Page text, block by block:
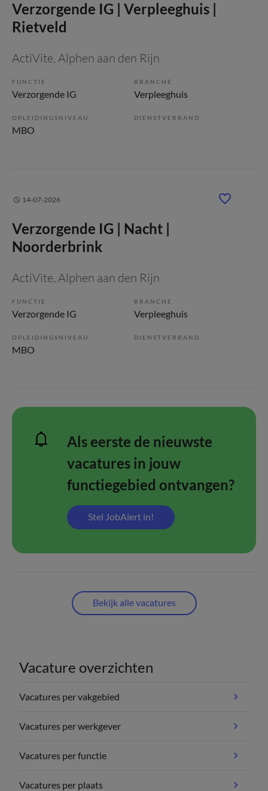
Verzorgende IG | Verpleeghuis |
Rietveld
ActiVite, Alphen aan den Rijn
FUNCTIE
Verzorgende IG
BRANCHE
Verpleeghuis
OPLEIDINGSNIVEAU
MBO
DIENSTVERBAND
14-07-2026
Verzorgende IG | Nacht |
Noorderbrink
ActiVite, Alphen aan den Rijn
FUNCTIE
Verzorgende IG
BRANCHE
Verpleeghuis
OPLEIDINGSNIVEAU
MBO
DIENSTVERBAND
Als eerste de nieuwste
vacatures in jouw
functiegebied ontvangen?
Stel JobAlert in!
Bekijk alle vacatures
Vacature overzichten
Vacatures per vakgebied
Vacatures per werkgever
Vacatures per functie
Vacatures per plaats